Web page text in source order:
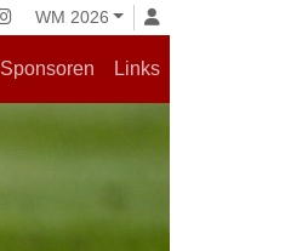
WM 2026
Sponsoren Links